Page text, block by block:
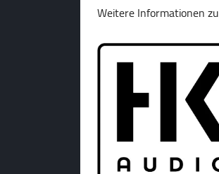
Weitere Informationen zu